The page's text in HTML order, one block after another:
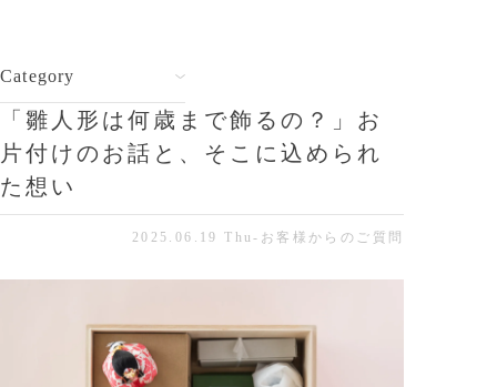
Category
「雛人形は何歳まで飾るの？」お
片付けのお話と、そこに込められ
た想い
2025.06.19 Thu- お客様からのご質問